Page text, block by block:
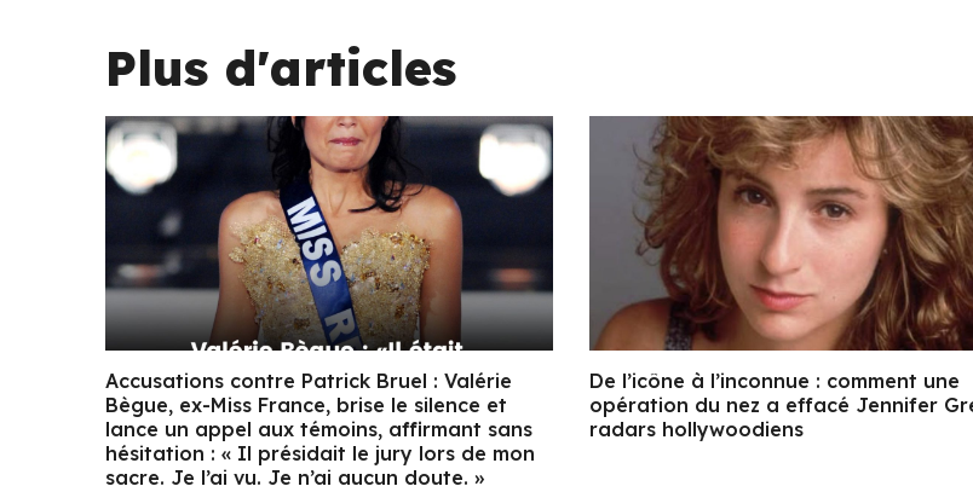
Plus d'articles
Accusations contre Patrick Bruel : Valérie
Bègue, ex-Miss France, brise le silence et
lance un appel aux témoins, affirmant sans
hésitation : « Il présidait le jury lors de mon
sacre. Je l’ai vu. Je n’ai aucun doute. »
De l’icône à l’inconnue : comment une
opération du nez a effacé Jennifer
radars hollywoodiens